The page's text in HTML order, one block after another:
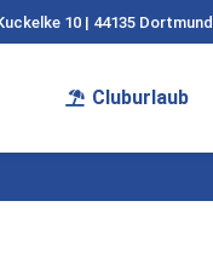
10 | 44135 Dortmund
Cluburlaub